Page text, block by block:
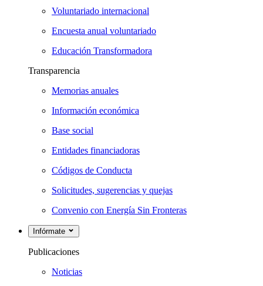
Voluntariado internacional
Encuesta anual voluntariado
Educación Transformadora
Transparencia
Memorias anuales
Información económica
Base social
Entidades financiadoras
Códigos de Conducta
Solicitudes, sugerencias y quejas
Convenio con Energía Sin Fronteras
Infórmate
Publicaciones
Noticias